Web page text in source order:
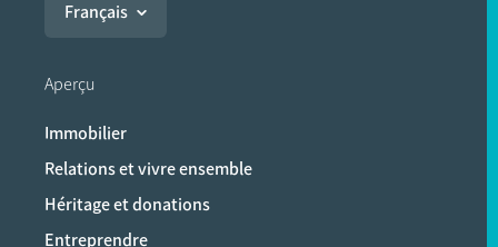
Français
Aperçu
Immobilier
Relations et vivre ensemble
Héritage et donations
Entreprendre